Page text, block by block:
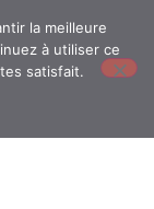
la meilleure
à utiliser ce
satisfait.